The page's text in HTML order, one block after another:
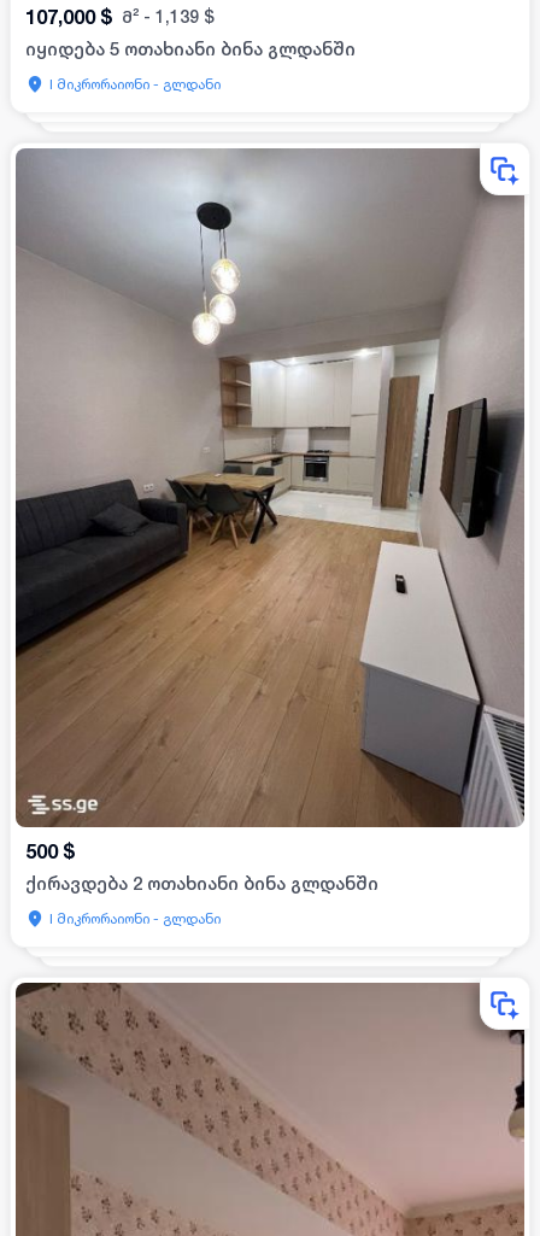
107,000 $ მ² - 1,139 $
იყიდება 5 ოთახიანი ბინა გლდანში
I მიკრორაიონი - გლდანი
500 $
ქირავდება 2 ოთახიანი ბინა გლდანში
I მიკრორაიონი - გლდანი